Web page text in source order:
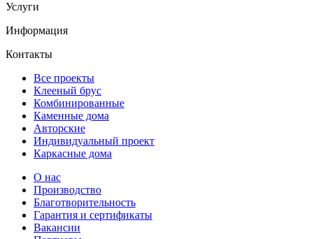
Услуги
Информация
Контакты
Все проекты
Клееный брус
Комбинированные
Каменные дома
Авторские
Индивидуальный проект
Каркасные дома
О нас
Производство
Благотворительность
Гарантия и сертификаты
Вакансии